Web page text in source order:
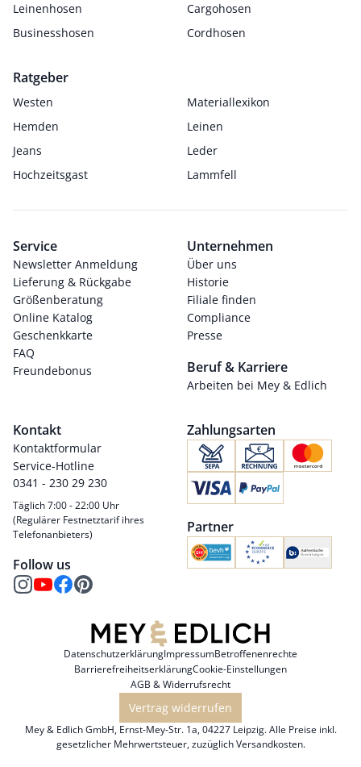
Leinenhosen
Cargohosen
Businesshosen
Cordhosen
Ratgeber
Westen
Materiallexikon
Hemden
Leinen
Jeans
Leder
Hochzeitsgast
Lammfell
Service
Newsletter Anmeldung
Lieferung & Rückgabe
Größenberatung
Online Katalog
Geschenkkarte
FAQ
Freundebonus
Unternehmen
Über uns
Historie
Filiale finden
Compliance
Presse
Beruf & Karriere
Arbeiten bei Mey & Edlich
Kontakt
Kontaktformular
Service-Hotline
0341 - 230 29 230
Täglich 7:00 - 22:00 Uhr
(Regulärer Festnetztarif ihres
Telefonanbieters)
Follow us
Zahlungsarten
Partner
DatenschutzerklärungImpressumBetroffenenrechte
BarrierefreiheitserklärungCookie-Einstellungen
AGB & Widerrufsrecht
Vertrag widerrufen
Mey & Edlich GmbH, Ernst-Mey-Str. 1a, 04227 Leipzig. Alle Preise inkl.
gesetzlicher Mehrwertsteuer, zuzüglichVersandkosten.